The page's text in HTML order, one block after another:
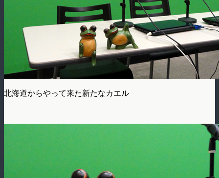
北海道からやって来た新たなカエル